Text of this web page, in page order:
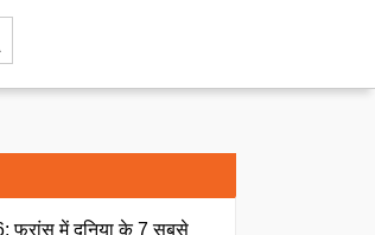
फ्रांस में दुनिया के 7 सबसे